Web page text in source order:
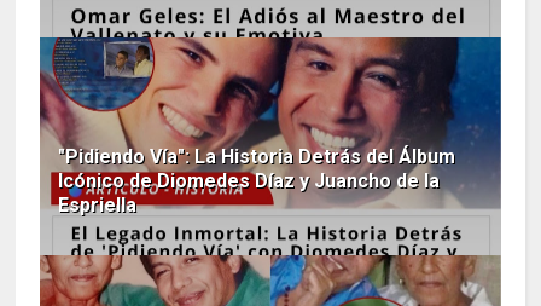
"Pidiendo Vía": La Historia Detrás del Álbum
Icónico de Diomedes Díaz y Juancho de la
Espriella